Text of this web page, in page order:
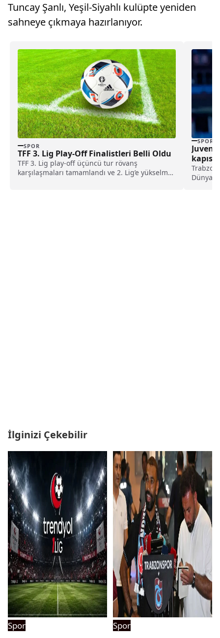
Tuncay Şanlı, Yeşil-Siyahlı kulüpte yeniden
sahneye çıkmaya hazırlanıyor.
SPOR
TFF 3. Lig Play-Off Finalistleri Belli Oldu
TFF 3. Lig play-off üçüncü tur rövanş
karşılaşmaları tamamlandı ve 2. Lig’e yükselme
SPOR
Dünya
İlginizi Çekebilir
Spor Spor